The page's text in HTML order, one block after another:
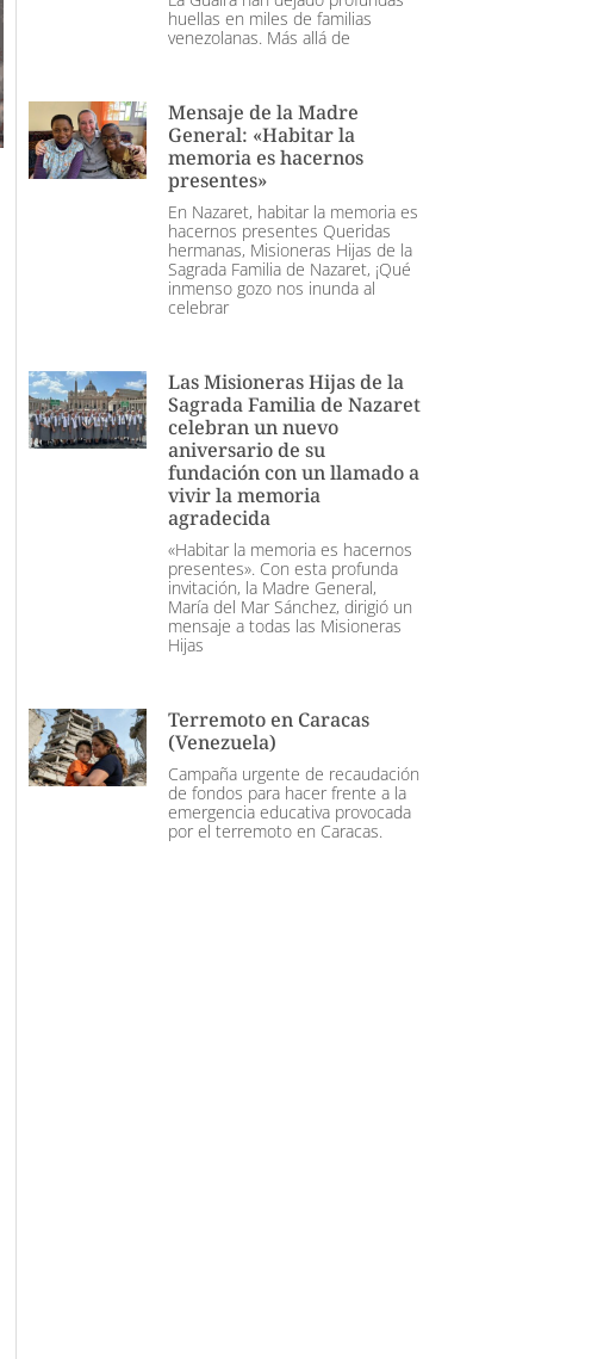
huellas en miles de familias
venezolanas. Más allá de
Mensaje de la Madre
General: «Habitar la
memoria es hacernos
presentes»
En Nazaret, habitar la memoria es
hacernos presentes Queridas
hermanas, Misioneras Hijas de la
Sagrada Familia de Nazaret, ¡Qué
inmenso gozo nos inunda al
celebrar
Las Misioneras Hijas de la
Sagrada Familia de Nazaret
celebran un nuevo
aniversario de su
fundación con un llamado a
vivir la memoria
agradecida
«Habitar la memoria es hacernos
presentes». Con esta profunda
invitación, la Madre General,
María del Mar Sánchez, dirigió un
mensaje a todas las Misioneras
Hijas
Terremoto en Caracas
(Venezuela)
Campaña urgente de recaudación
de fondos para hacer frente a la
emergencia educativa provocada
por el terremoto en Caracas.